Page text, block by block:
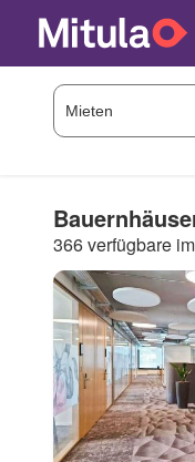
366 verfügbare